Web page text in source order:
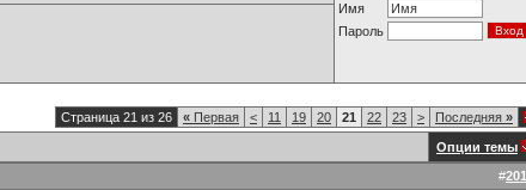
Имя
Пароль
Страница 21 из 26 « Первая < 11 19 20 21 22 23 > Последняя »
Опции темы
#201